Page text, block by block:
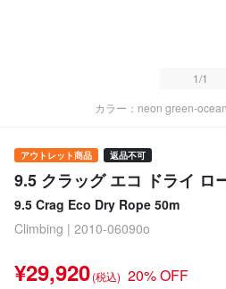
1/1
カラー：neon green-ocean
アウトレット商品 返品不可
9.5 クラッグ エコ ドライ ロ
9.5 Crag Eco Dry Rope 50m
Climbing | 2010-06090o
¥29,920(税込) 20% OFF